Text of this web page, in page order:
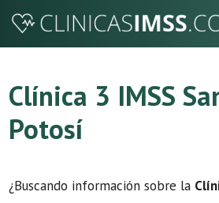
Saltar
Clínica 3 IMSS
Potosí
¿Buscando información sobre la